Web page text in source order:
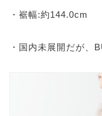
・裾幅:約144.0cm
・国内未展開だが、